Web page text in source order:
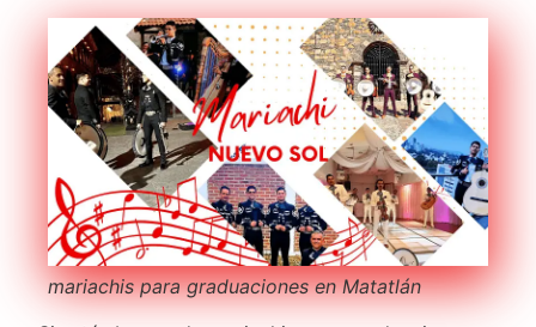
mariachis para graduaciones en Matatlán